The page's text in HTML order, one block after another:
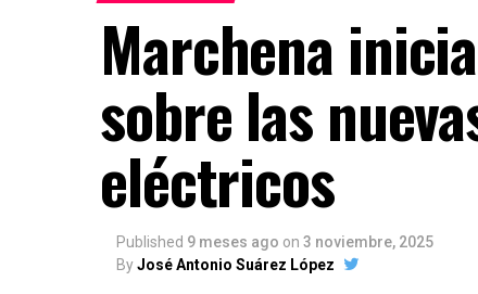
Marchena
sobre las
eléctricos
Published 9 meses ago on 3 noviembre, 2025
ByJosé Antonio Suárez López